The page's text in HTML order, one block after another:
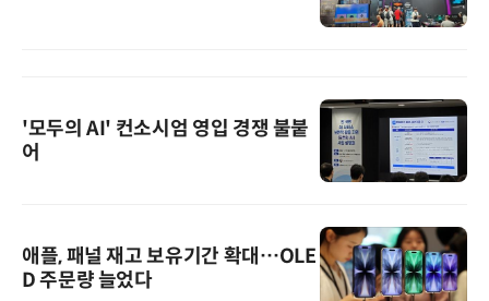
'모두의 AI' 컨소시엄 영입 경쟁 불붙
어
애플, 패널 재고 보유기간 확대…OLE
D 주문량 늘었다